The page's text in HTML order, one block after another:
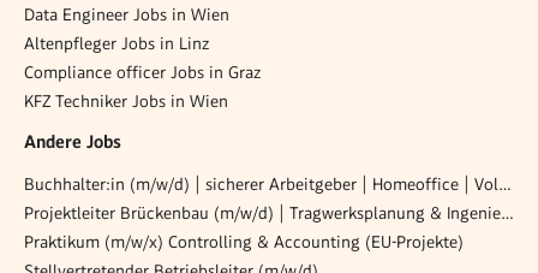
Data Engineer Jobs in Wien
Altenpfleger Jobs in Linz
Compliance officer Jobs in Graz
KFZ Techniker Jobs in Wien
Andere Jobs
Buchhalter:in (m/w/d) | sicherer Arbeitgeber | Homeoffice | Voll- oder Teilzeit
Projektleiter Brückenbau (m/w/d) | Tragwerksplanung & Ingenieurbau
Praktikum (m/w/x) Controlling & Accounting (EU-Projekte)